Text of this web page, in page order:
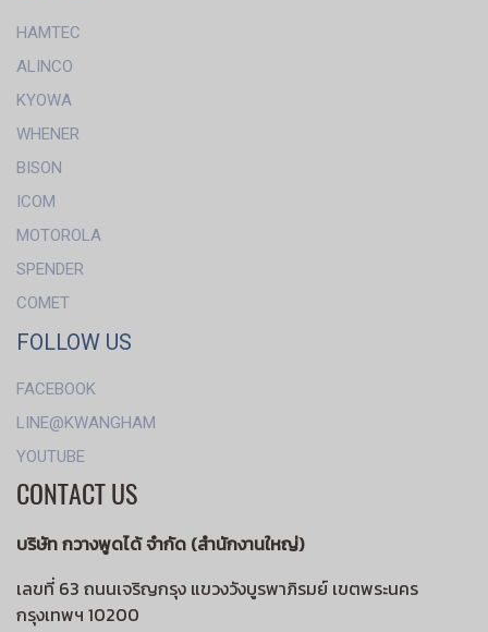
HAMTEC
ALINCO
KYOWA
WHENER
BISON
ICOM
MOTOROLA
SPENDER
COMET
FOLLOW US
FACEBOOK
LINE@KWANGHAM
YOUTUBE
CONTACT US
บริษัท กวางพูดได้ จำกัด (สำนักงานใหญ่)
เลขที่ 63 ถนนเจริญกรุง แขวงวังบูรพาภิรมย์ เขตพระนคร
กรุงเทพฯ 10200